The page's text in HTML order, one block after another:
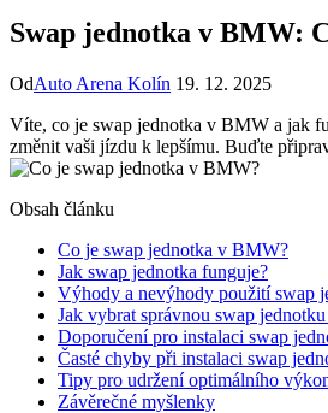
Swap jednotka v BMW:
OdAuto Arena Kolín 19. 12. 2025
Víte, co je swap jednotka v BMW a jak
změnit vaši jízdu k lepšímu. Buďte
Obsah článku
Co je swap jednotka v BMW?
Jak swap jednotka funguje?
Výhody a nevýhody použití swap
Jak vybrat správnou swap
Doporučení pro instalaci swap
Časté chyby při instalaci swap
Tipy pro udržení optimálního
Závěrečné myšlenky